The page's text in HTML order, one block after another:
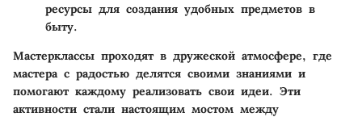
ресурсы для создания удобных предметов в
быту.
Мастерклассы проходят в дружеской атмосфере, где
мастера с радостью делятся своими знаниями и
помогают каждому реализовать свои идеи. Эти
активности стали настоящим мостом между